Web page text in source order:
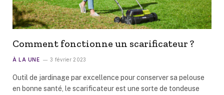
Comment fonctionne un scarificateur ?
À LA UNE 3 février 2023
Outil de jardinage par excellence pour conserver sa pelouse
en bonne santé, le scarificateur est une sorte de tondeuse